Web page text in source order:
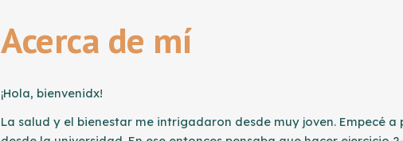
Acerca de mí
¡Hola, bienvenidx!
La salud y el bienestar me intrigadaron desde muy joven. Empecé